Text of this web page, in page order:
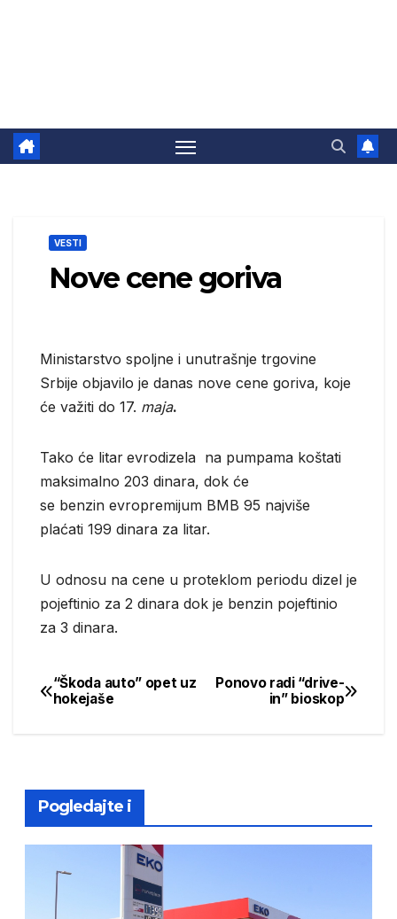
VESTI
Nove cene goriva
Ministarstvo spoljne i unutrašnje trgovine
Srbije objavilo je danas nove cene goriva, koje
će važiti do 17. maja.
Tako će litar evrodizela na pumpama koštati
maksimalno 203 dinara, dok će
se benzin evropremijum BMB 95 najviše
plaćati 199 dinara za litar.
U odnosu na cene u proteklom periodu dizel je
pojeftinio za 2 dinara dok je benzin pojeftinio
za 3 dinara.
Post
Ponovo radi “drive-
in” bioskop
“Škoda auto” opet uz
hokejaše
Pogledajte i